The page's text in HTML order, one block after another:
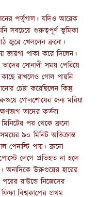
পর্তুগাল। যদিও আরেক
সবচেয়ে গুরুত্বপূর্ণ ভূমিকা
জুরে খেললেন ব্রুনো।
পাকা করে দিলেন।
সোনালী সময় পেরিয়ে
কাছে রাখলেও গোল পায়নি
চেষ্টা করেছিলেন কিন্তু
গোলশোধের জন্য মরিয়া
তাদের কর্তব্য
পর থেকে ব্রুনো
৯০ মিনিট অতিক্রান্ত
পেনাল্টি পায়। ব্রুনো
লেগে প্রতিহত না হলে
অন্যদিকে উরুগুয়ের হারের
রাউন্ডে নিজেদের
বিশ্বকাপের প্রথম